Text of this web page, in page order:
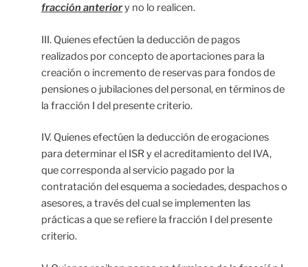
fracción anteriory no lo realicen.
III. Quienes efectúen la deducción de pagos
realizados por concepto de aportaciones para la
creación o incremento de reservas para fondos de
pensiones o jubilaciones del personal, en términos de
la fracción I del presente criterio.
IV. Quienes efectúen la deducción de erogaciones
para determinar el ISR y el acreditamiento del IVA,
que corresponda al servicio pagado por la
contratación del esquema a sociedades, despachos o
asesores, a través del cual se implementen las
prácticas a que se refiere la fracción I del presente
criterio.